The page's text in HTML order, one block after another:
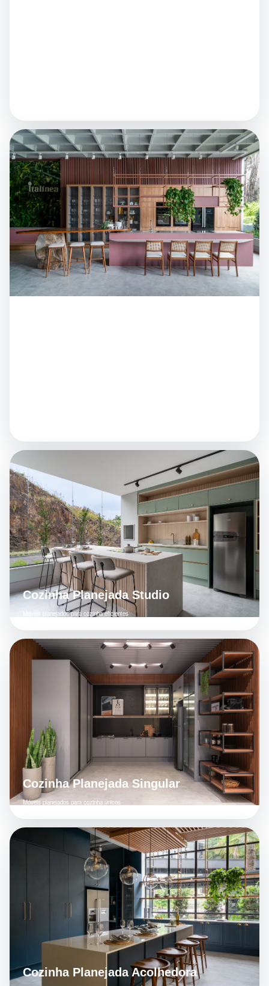
Cozinha Planejada Studio
Móveis planejados para cozinha eficientes
Cozinha Planejada Singular
Móveis planejados para cozinha únicos
Cozinha Planejada Acolhedora